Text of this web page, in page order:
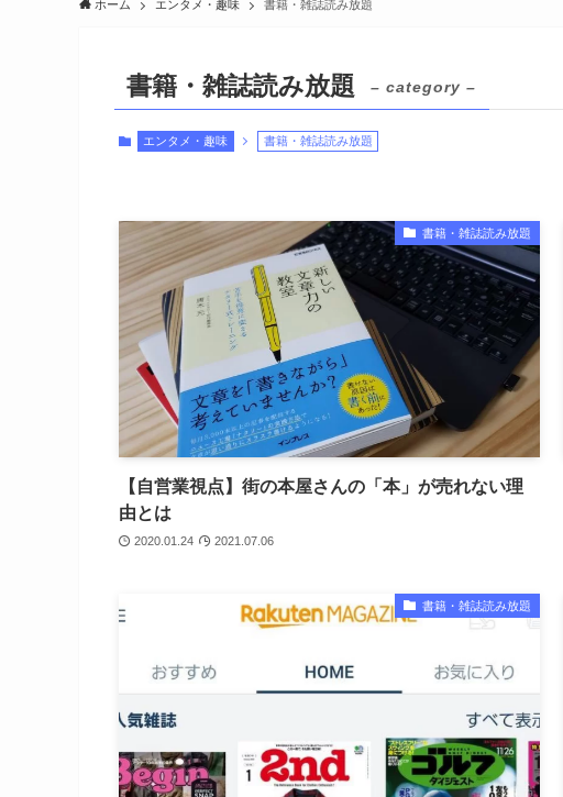
ホーム エンタメ・趣味 書籍・雑誌読み放題
書籍・雑誌読み放題 – category –
エンタメ・趣味 書籍・雑誌読み放題
書籍・雑誌読み放題
【自営業視点】街の本屋さんの「本」が売れない理
由とは
2020.01.24 2021.07.06
書籍・雑誌読み放題